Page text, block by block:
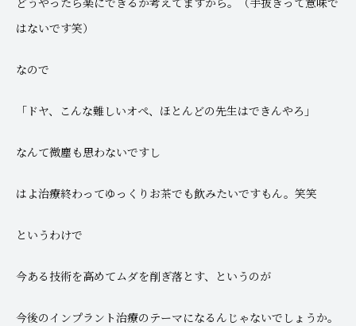
はないです笑）
なので
「ドヤ、こんな難しいオペ、ほとんどの先生はできんやろ」
なんて微塵も思わないですし
はよ治療終わってゆっくりお茶でも飲みたいですもん。笑笑
というわけで
今ある技術を高めてムダを削ぎ落とす、というのが
今後のインプラント治療のテーマになるんじゃないでしょうか。